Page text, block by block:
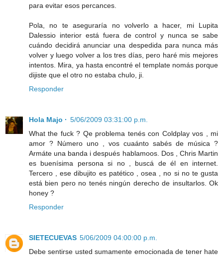
para evitar esos percances.
Pola, no te aseguraría no volverlo a hacer, mi Lupita
Dalessio interior está fuera de control y nunca se sabe
cuándo decidirá anunciar una despedida para nunca más
volver y luego volver a los tres días, pero haré mis mejores
intentos. Mira, ya hasta encontré el template nomás porque
dijiste que el otro no estaba chulo, ji.
Responder
Hola Majo · 5/06/2009 03:31:00 p.m.
What the fuck ? Qe problema tenés con Coldplay vos , mi
amor ? Número uno , vos cuaánto sabés de música ?
Armáte una banda i después hablamoos. Dos , Chris Martin
es buenísima persona si no , buscá de él en internet.
Tercero , ese dibujito es patético , osea , no si no te gusta
está bien pero no tenés ningún derecho de insultarlos. Ok
honey ?
Responder
SIETECUEVAS 5/06/2009 04:00:00 p.m.
Debe sentirse usted sumamente emocionada de tener hate